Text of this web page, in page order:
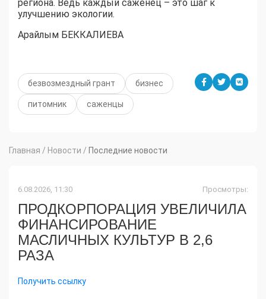
региона. Ведь каждый саженец – это шаг к
улучшению экологии.
Арайлым БЕККАЛИЕВА
безвозмездный грант бизнес
питомник саженцы
Главная / Новости / Последние новости
6.08.2026, 11:30 Просмотры:
ПРОДКОРПОРАЦИЯ УВЕЛИЧИЛА
ФИНАНСИРОВАНИЕ
МАСЛИЧНЫХ КУЛЬТУР В 2,6
РАЗА
Получить ссылку